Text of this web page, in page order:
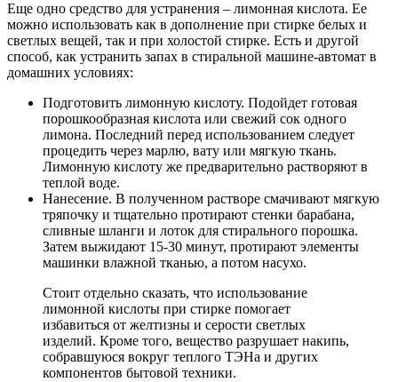
Еще одно средство для устранения – лимонная кислота. Ее
можно использовать как в дополнение при стирке белых и
светлых вещей, так и при холостой стирке. Есть и другой
способ, как устранить запах в стиральной машине-автомат в
домашних условиях:
Подготовить лимонную кислоту. Подойдет готовая
порошкообразная кислота или свежий сок одного
лимона. Последний перед использованием следует
процедить через марлю, вату или мягкую ткань.
Лимонную кислоту же предварительно растворяют в
теплой воде.
Нанесение. В полученном растворе смачивают мягкую
тряпочку и тщательно протирают стенки барабана,
сливные шланги и лоток для стирального порошка.
Затем выжидают 15-30 минут, протирают элементы
машинки влажной тканью, а потом насухо.
Стоит отдельно сказать, что использование
лимонной кислоты при стирке помогает
избавиться от желтизны и серости светлых
изделий. Кроме того, вещество разрушает накипь,
собравшуюся вокруг теплого ТЭНа и других
компонентов бытовой техники.